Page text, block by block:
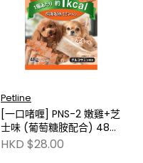
Petline
[一口啫喱] PNS-2 嫩雞+芝
士味 (葡萄糖胺配合) 48g
PL-PI319
HKD $28.00